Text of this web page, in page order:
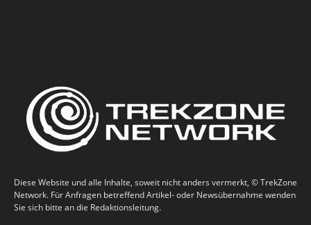
Diese Website und alle Inhalte, soweit nicht anders vermerkt, © TrekZone
Network. Für Anfragen betreffend Artikel- oder Newsübernahme wenden
Sie sich bitte an die Redaktionsleitung.